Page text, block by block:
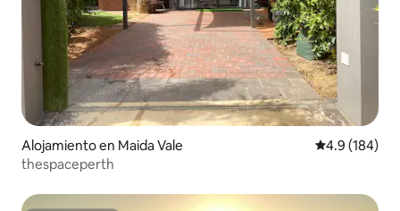
Alojamiento en Maida Vale Calificación
4.9 (184)
thespaceperth